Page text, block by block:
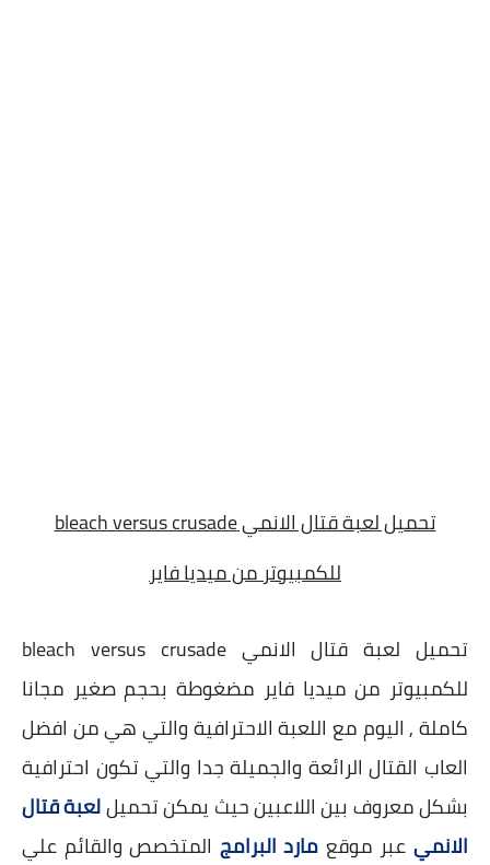
تحميل لعبة قتال الانمي bleach versus crusade
للكمبيوتر من ميديا فاير
تحميل لعبة قتال الانمي bleach versus crusade
للكمبيوتر من ميديا فاير مضغوطة بحجم صغير مجانا
كاملة , اليوم مع اللعبة الاحترافية والتي هي من افضل
العاب القتال الرائعة والجميلة جدا والتي تكون احترافية
بشكل معروف بين اللاعبين حيث يمكن تحميللعبة قتال
الانميعبر موقع مارد البرامج المتخصص والقائم علي